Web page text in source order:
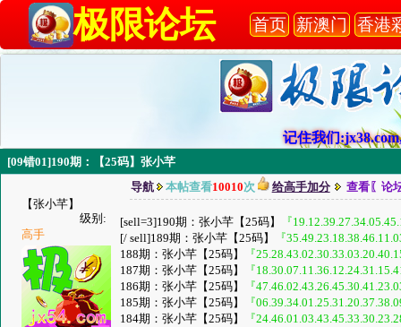
极限论坛 首页 新澳门 香港
记住我们
[09错01]190期：【25码】张小芊
【张小芊】
级别:
高手
导航 本帖查看10010次 给高手加分 查看〖论
[sell=3]190期：张小芊【25码】
『
[/ sell]189期：张小芊【25码】
『
188期：张小芊【25码】
『
187期：张小芊【25码】
『
186期：张小芊【25码】
『
185期：张小芊【25码】
『
184期：张小芊【25码】
『